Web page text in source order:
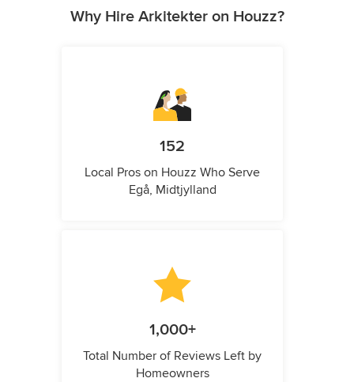
Why Hire Arkitekter on Houzz?
152
Local Pros on Houzz Who Serve
Egå, Midtjylland
1,000+
Total Number of Reviews Left by
Homeowners